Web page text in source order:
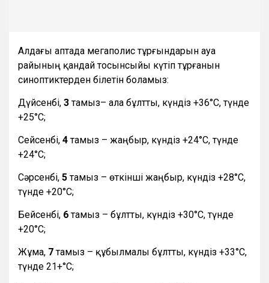
Алдағы аптада мегаполис тұрғындарын ауа
райының қандай тосынсыйы күтіп тұрғанын
синоптиктерден білетін боламыз:
Дүйсенбі, 3тамыз– ала бұлтты, күндіз +36°С, түнде
+25°С;
Сейсенбі, 4тамыз – жаңбыр, күндіз +24°С, түнде
+24°С;
Сәрсенбі, 5тамыз – өткінші жаңбыр, күндіз +28°С,
түнде +20°С;
Бейсенбі, 6тамыз – бұлтты, күндіз +30°С, түнде
+20°С;
Жұма, 7тамыз – құбылмалы бұлтты, күндіз +33°С,
түнде 21+°С;